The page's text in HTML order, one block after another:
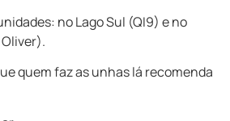
no Lago Sul (QI9) e no
quem faz as unhas lá recomenda